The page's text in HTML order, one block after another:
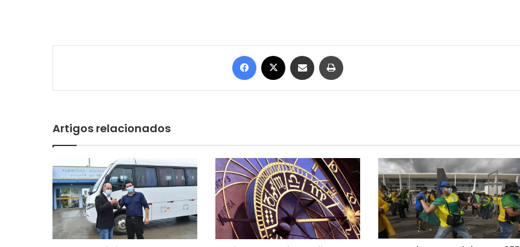
Facebook Compartilhar via e-mail
Artigos relacionados